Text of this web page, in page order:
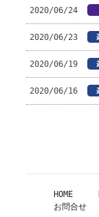
2020/06/24
2020/06/23
2020/06/19
2020/06/16
HOME
お問合せ